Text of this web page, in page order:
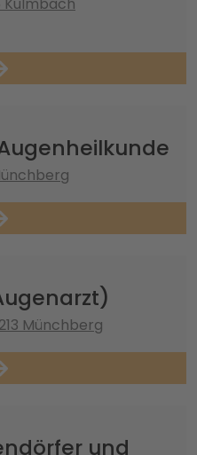
Münchberg
und